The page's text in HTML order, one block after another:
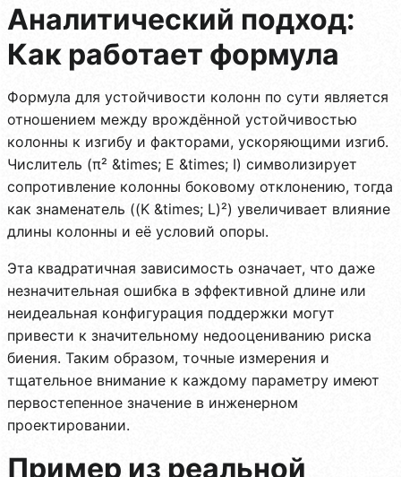
Аналитический подход:
Как работает формула
Формула для устойчивости колонн по сути является
отношением между врождённой устойчивостью
колонны к изгибу и факторами, ускоряющими изгиб.
Числитель (π² &times; E &times; I) символизирует
сопротивление колонны боковому отклонению, тогда
как знаменатель ((K &times; L)²) увеличивает влияние
длины колонны и её условий опоры.
Эта квадратичная зависимость означает, что даже
незначительная ошибка в эффективной длине или
неидеальная конфигурация поддержки могут
привести к значительному недооцениванию риска
биения. Таким образом, точные измерения и
тщательное внимание к каждому параметру имеют
первостепенное значение в инженерном
проектировании.
Пример из реальной